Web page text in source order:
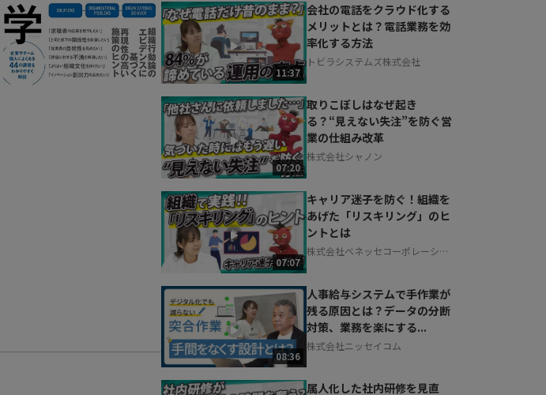
11:37
会社の電話をクラウド化する
メリットとは？電話業務を効
率化する方法
トビラシステムズ株式会社
07:20
取りこぼしはなぜ起き
る？“見えない失注”を防ぐ営
業の仕組み改革
株式会社シャノン
07:07
キャリア迷子を防ぐ！組織を
あげた「リスキリング」のヒ
ントとは
株式会社ベネッセコーポレーショ
08:36
人事給与システムで手作業が
残る原因とは？データの分断
対策、業務を楽にする...
株式会社ニッセイコム
属人化した社内研修を見直